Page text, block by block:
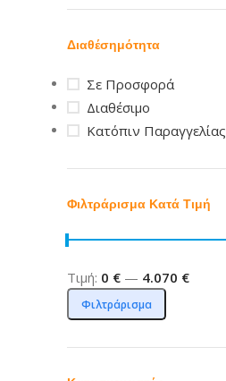
Διαθέσημότητα
Σε Προσφορά
Διαθέσιμο
Κατόπιν Παραγγελίας
Φιλτράρισμα Κατά Τιμή
Φιλτράρισμα
Τιμή: 0 € — 4.070 €